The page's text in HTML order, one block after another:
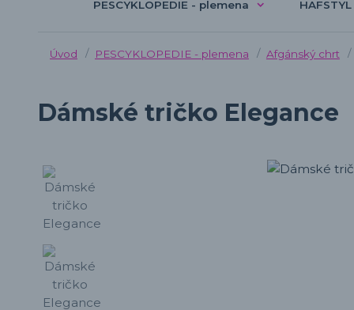
PESCYKLOPEDIE - plemena HAFSTYL
Úvod PESCYKLOPEDIE - plemena Afgánský chrt
Dámské tričko Elegance